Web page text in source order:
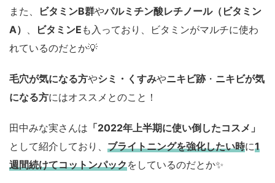
また、 ビタミンB群やパルミチン酸レチノール（ビタミン
A） 、 ビタミンE も入っており、ビタミンがマルチに使わ
れているのだとか💡
毛穴が気になる方やシミ・くすみやニキビ跡・ ニキビが気
になる方にはオススメとのこと！
田中みな実さんは 「2022年上半期に使い倒したコスメ」
として紹介しており、 ブライトニングを強化したい時に1
週間続けてコットンパックをしているのだとか✨